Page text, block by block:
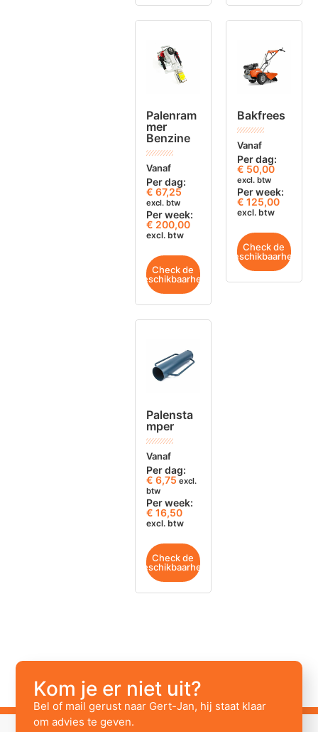
Palenram
mer
Benzine
Vanaf
Per dag:
€ 67,25
excl. btw
Per week:
€ 200,00
excl. btw
Check de
beschikbaarheid
Bakfrees
Vanaf
Per dag:
€ 50,00
excl. btw
Per week:
€ 125,00
excl. btw
Check de
beschikbaarheid
Palensta
mper
Vanaf
Per dag:
€ 6,75 excl.
btw
Per week:
€ 16,50
excl. btw
Check de
beschikbaarheid
Kom je er niet uit?
Bel of mail gerust naar Gert-Jan, hij staat klaar
om advies te geven.